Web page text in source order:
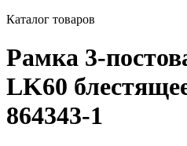
Каталог товаров
Рамка 3-
LK60
864343-1